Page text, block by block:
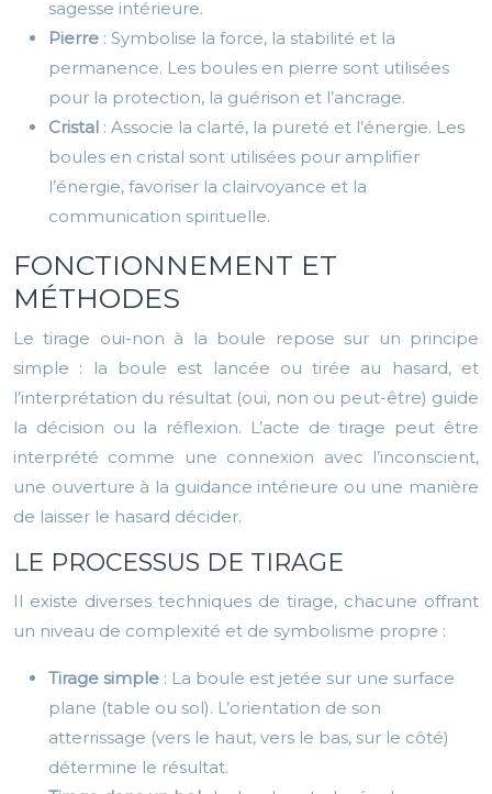
sagesse intérieure.
Pierre : Symbolise la force, la stabilité et la
permanence. Les boules en pierre sont utilisées
pour la protection, la guérison et l’ancrage.
Cristal : Associe la clarté, la pureté et l’énergie. Les
boules en cristal sont utilisées pour amplifier
l’énergie, favoriser la clairvoyance et la
communication spirituelle.
FONCTIONNEMENT ET
MÉTHODES
Le tirage oui-non à la boule repose sur un principe
simple : la boule est lancée ou tirée au hasard, et
l’interprétation du résultat (oui, non ou peut-être) guide
la décision ou la réflexion. L’acte de tirage peut être
interprété comme une connexion avec l’inconscient,
une ouverture à la guidance intérieure ou une manière
de laisser le hasard décider.
LE PROCESSUS DE TIRAGE
Il existe diverses techniques de tirage, chacune offrant
un niveau de complexité et de symbolisme propre :
Tirage simple : La boule est jetée sur une surface
plane (table ou sol). L’orientation de son
atterrissage (vers le haut, vers le bas, sur le côté)
détermine le résultat.